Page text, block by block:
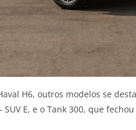
H6, outros modelos se
SUV E, e o Tank 300, que